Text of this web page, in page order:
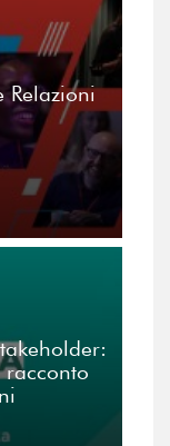
Relazioni